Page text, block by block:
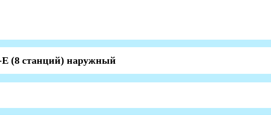
(8 станций) наружный